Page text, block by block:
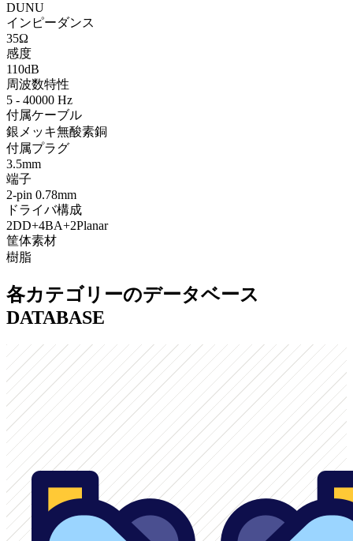
DUNU
インピーダンス
35Ω
感度
110dB
周波数特性
5 - 40000 Hz
付属ケーブル
銀メッキ無酸素銅
付属プラグ
3.5mm
端子
2-pin 0.78mm
ドライバ構成
2DD+4BA+2Planar
筐体素材
樹脂
各カテゴリーのデータベース
DATABASE